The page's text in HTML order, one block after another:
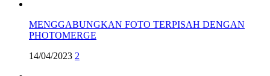
MENGGABUNGKAN FOTO TERPISAH DENGAN
PHOTOMERGE
14/04/2023 2